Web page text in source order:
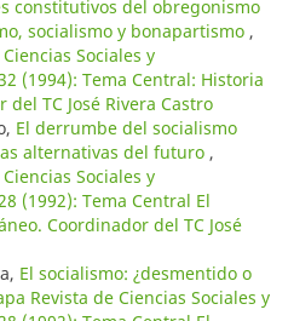
constitutivos del obregonismo
socialismo y bonapartismo ,
Sociales y
(1994): Tema Central: Historia
TC José Rivera Castro
El derrumbe del socialismo
alternativas del futuro ,
Sociales y
(1992): Tema Central El
Coordinador del TC José
El socialismo: ¿desmentido o
Revista de Ciencias Sociales y